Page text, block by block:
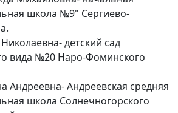
школа №9" Сергиево-
детский сад
вида №20 Наро-Фоминского
Андреевна- Андреевская средняя
школа Солнечногорского